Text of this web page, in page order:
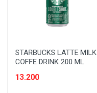
STARBUCKS LATTE MILK
COFFE DRINK 200 ML
13.200